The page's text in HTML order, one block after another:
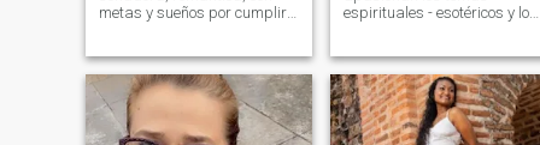
metas y sueños por cumplir,
lado, con respeto fidelidad.
No busco quien me resuelva
la vida, se trabajar y
ganarme la vida
honradamente. Cero
espirituales - esotéricos y los
y unión con el Ser. Me
encantan las conversaciones
profundas e inteligentes. Me
gusta la buena música y
disfrutar la vida al máximo.